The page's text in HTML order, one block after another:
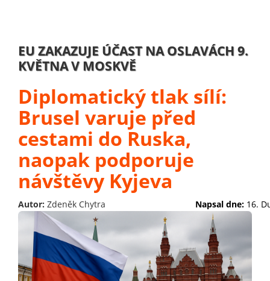
EU ZAKAZUJE ÚČAST NA OSLAVÁCH 9.
KVĚTNA V MOSKVĚ
Diplomatický tlak sílí:
Brusel varuje před
cestami do Ruska,
naopak podporuje
návštěvy Kyjeva
Autor: Zdeněk Chytra Napsal dne: 16.